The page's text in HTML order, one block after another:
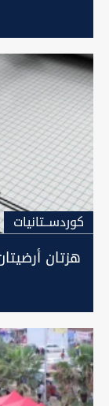
كوردســتانيات
هزتان